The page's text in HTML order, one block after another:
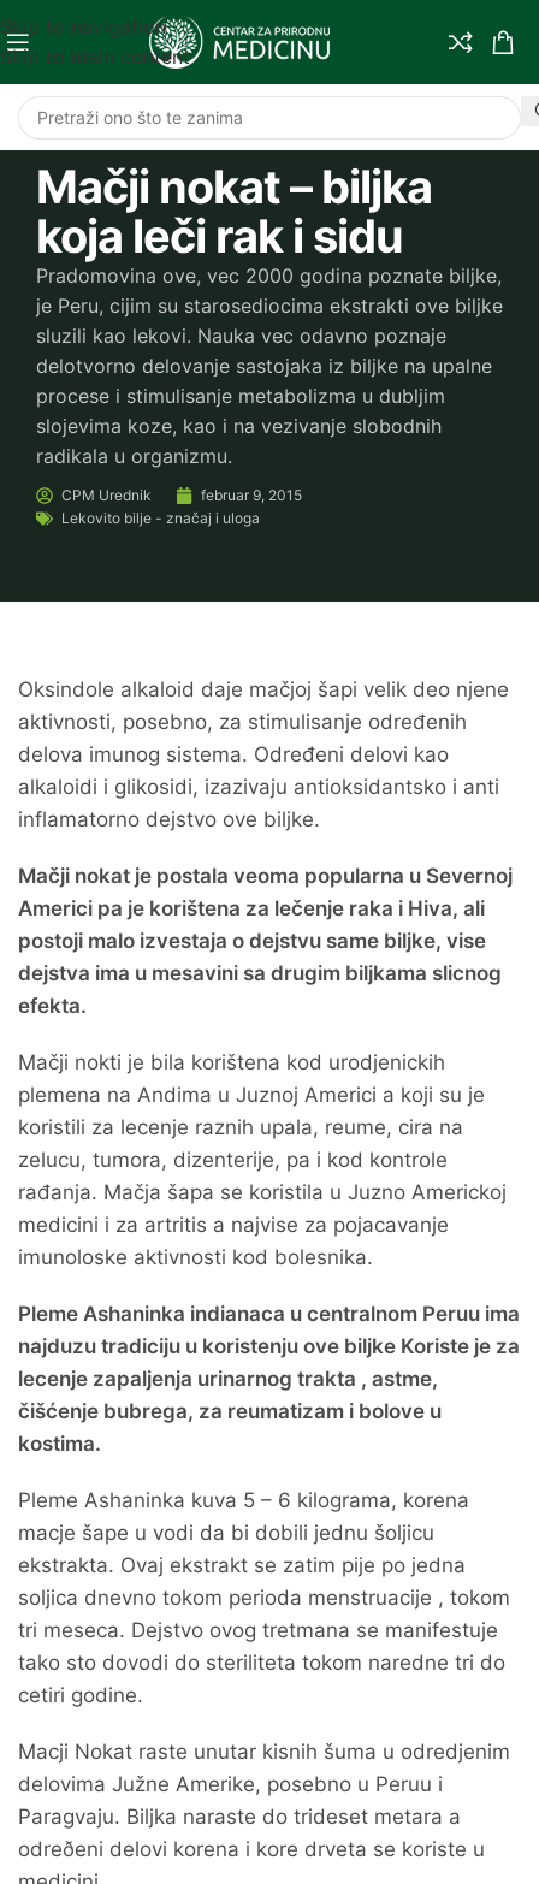
Skip to navigation
Skip to main content
Mačji nokat – biljka
koja leči rak i sidu
Pradomovina ove, vec 2000 godina poznate biljke,
je Peru, cijim su starosediocima ekstrakti ove biljke
sluzili kao lekovi. Nauka vec odavno poznaje
delotvorno delovanje sastojaka iz biljke na upalne
procese i stimulisanje metabolizma u dubljim
slojevima koze, kao i na vezivanje slobodnih
radikala u organizmu.
CPM Urednik
februar 9, 2015
Lekovito bilje - značaj i uloga
Oksindole alkaloid daje mačjoj šapi velik deo njene
aktivnosti, posebno, za stimulisanje određenih
delova imunog sistema. Određeni delovi kao
alkaloidi i glikosidi, izazivaju antioksidantsko i anti
inflamatorno dejstvo ove biljke.
Mačji nokat je postala veoma popularna u Severnoj
Americi pa je korištena za lečenje raka i Hiva, ali
postoji malo izvestaja o dejstvu same biljke, vise
dejstva ima u mesavini sa drugim biljkama slicnog
efekta.
Mačji nokti je bila korištena kod urodjenickih
plemena na Andima u Juznoj Americi a koji su je
koristili za lecenje raznih upala, reume, cira na
zelucu, tumora, dizenterije, pa i kod kontrole
rađanja. Mačja šapa se koristila u Juzno Americkoj
medicini i za artritis a najvise za pojacavanje
imunoloske aktivnosti kod bolesnika.
Pleme Ashaninka indianaca u centralnom Peruu ima
najduzu tradiciju u koristenju ove biljke Koriste je za
lecenje zapaljenja urinarnog trakta , astme,
čišćenje bubrega, za reumatizam i bolove u
kostima.
Pleme Ashaninka kuva 5 – 6 kilograma, korena
macje šape u vodi da bi dobili jednu šoljicu
ekstrakta. Ovaj ekstrakt se zatim pije po jedna
soljica dnevno tokom perioda menstruacije , tokom
tri meseca. Dejstvo ovog tretmana se manifestuje
tako sto dovodi do steriliteta tokom naredne tri do
cetiri godine.
Macji Nokat raste unutar kisnih šuma u odredjenim
delovima Južne Amerike, posebno u Peruu i
Paragvaju. Biljka naraste do trideset metara a
odreðeni delovi korena i kore drveta se koriste u